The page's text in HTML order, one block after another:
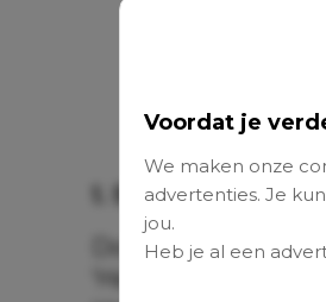
Voordat je
We maken onze
advertenties. Je
jou.
Heb je al een
1. Sneeuwpret
Door te schaatsen
‘Happy kids’, zijn